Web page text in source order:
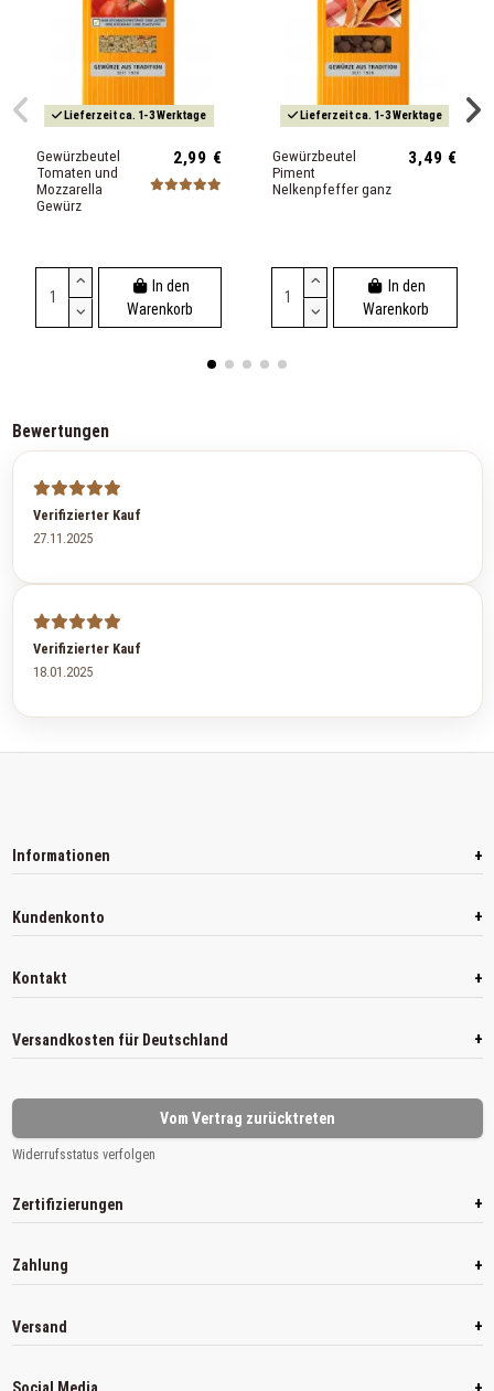
Lieferzeit ca. 1-3 Werktage
Gewürzbeutel
Tomaten und
Mozzarella
Gewürz
2,99 €
In den
Warenkorb
Lieferzeit ca. 1-3 Werktage
Gewürzbeutel
Piment
Nelkenpfeffer ganz
3,49 €
In den
Warenkorb
Bewertungen
Verifizierter Kauf
27.11.2025
Verifizierter Kauf
18.01.2025
Informationen +
Kundenkonto +
Kontakt +
Versandkosten für Deutschland +
Vom Vertrag zurücktreten
Widerrufsstatus verfolgen
Zertifizierungen +
Zahlung +
Versand +